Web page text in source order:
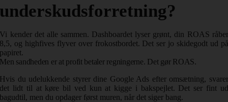
underskudsforretning?
Vi kender det alle sammen. Dashboardet lyser grønt, din ROAS råber
8,5, og highfives flyver over frokostbordet. Det ser jo skidegodt ud på
papiret.
Men sandheden er at profit betaler regningerne. Det gør ROAS.
Hvis du udelukkende styrer dine Google Ads efter omsætning, svarer
det lidt til at køre bil ved kun at kigge i bakspejlet. Det ser fint ud
bagudtil, men du opdager først muren, når det siger bang.